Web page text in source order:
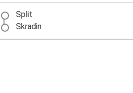
Split
Skradin